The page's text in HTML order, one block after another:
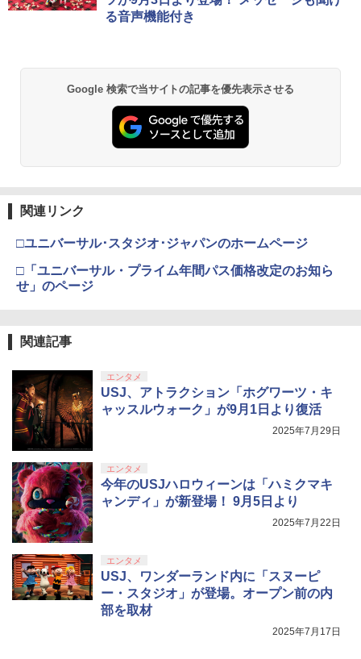
る音声機能付き
Google 検索で当サイトの記事を優先表示させる
関連リンク
□ユニバーサル･スタジオ･ジャパンのホームページ
□「ユニバーサル・プライム年間パス価格改定のお知ら
せ」のページ
関連記事
エンタメ
USJ、アトラクション「ホグワーツ・キ
ャッスルウォーク」が9月1日より復活
2025年7月29日
エンタメ
今年のUSJハロウィーンは「ハミクマキ
ャンディ」が新登場！ 9月5日より
2025年7月22日
エンタメ
USJ、ワンダーランド内に「スヌーピ
ー・スタジオ」が登場。オープン前の内
部を取材
2025年7月17日